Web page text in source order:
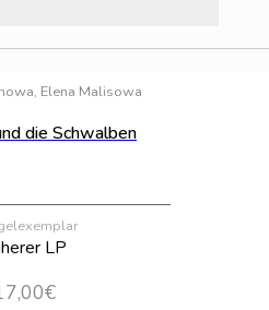
Elena Malisowa
die Schwalben
LP
€